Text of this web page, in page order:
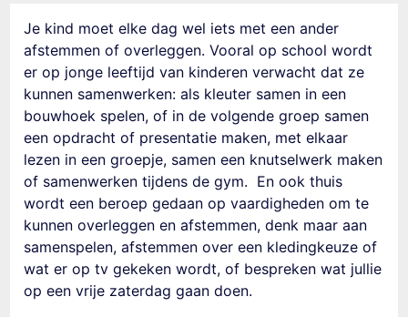
Je kind moet elke dag wel iets met een ander
afstemmen of overleggen. Vooral op school wordt
er op jonge leeftijd van kinderen verwacht dat ze
kunnen samenwerken: als kleuter samen in een
bouwhoek spelen, of in de volgende groep samen
een opdracht of presentatie maken, met elkaar
lezen in een groepje, samen een knutselwerk maken
of samenwerken tijdensdegym. En ook thuis
wordt een beroep gedaan op vaardigheden om te
kunnen overleggen en afstemmen, denk maar aan
samenspelen, afstemmen over een kledingkeuze of
wat er op tv gekeken wordt, of bespreken wat jullie
op een vrije zaterdag gaan doen.